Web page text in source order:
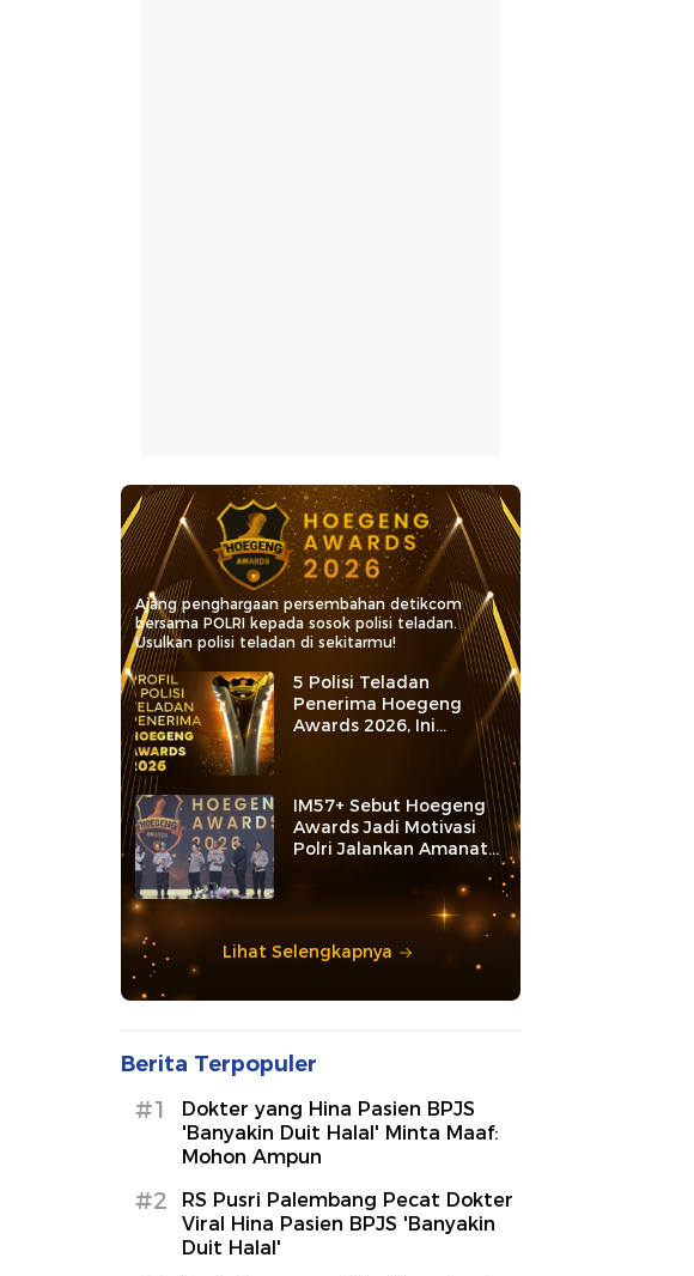
Ajang penghargaan persembahan detikcom
bersama POLRI kepada sosok polisi teladan.
Usulkan polisi teladan di sekitarmu!
5 Polisi Teladan
Penerima Hoegeng
Awards 2026, Ini
Kategori dan Kiprahnya
IM57+ Sebut Hoegeng
Awards Jadi Motivasi
Polri Jalankan Amanat
Lihat Selengkapnya
Berita Terpopuler
#1
Dokter yang Hina Pasien BPJS
'Banyakin Duit Halal' Minta Maaf:
Mohon Ampun
#2
RS Pusri Palembang Pecat Dokter
Viral Hina Pasien BPJS 'Banyakin
Duit Halal'